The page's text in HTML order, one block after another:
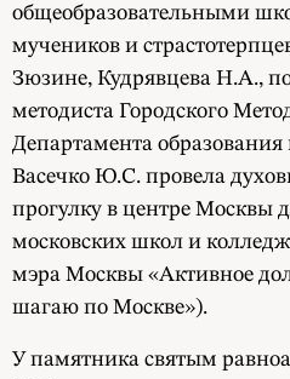
общеобразовательными
мучеников и
Зюзине, Кудрявцева Н.А.,
методиста Городского
Департамента
Васечко Ю.С. провела
прогулку в центре Москвы
московских школ и
мэра Москвы «Активное
шагаю по Москве»).
У памятника святым